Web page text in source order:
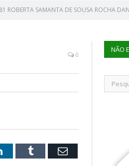
ROBERTA SAMANTA DE SOUSA ROCHA
0
LinkedInTumblr Email
NÃO